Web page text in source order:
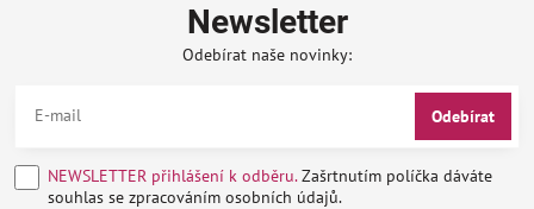
Newsletter
Odebírat naše novinky:
Odebírat
NEWSLETTER přihlášení k odběru.Zašrtnutím políčka dáváte
souhlas se zpracováním osobních údajů.